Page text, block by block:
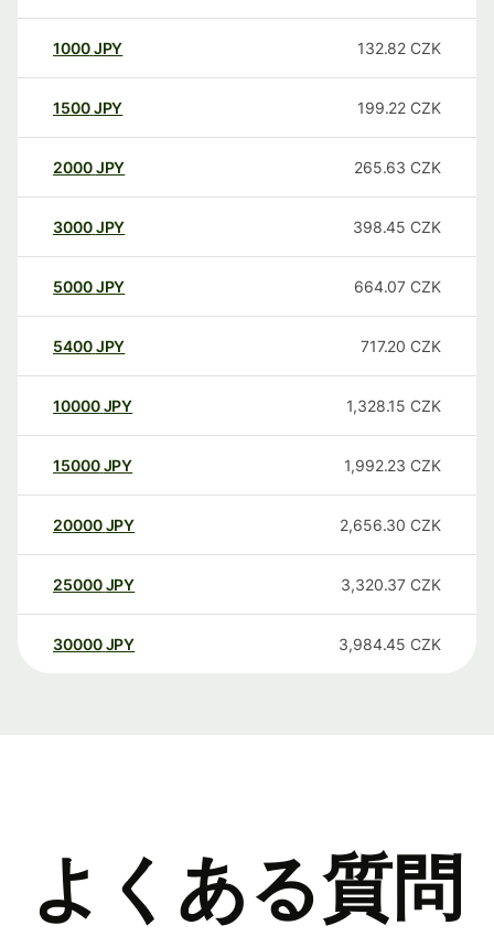
1000JPY 132.82 CZK
1500JPY 199.22 CZK
2000JPY 265.63 CZK
3000JPY 398.45 CZK
5000JPY 664.07 CZK
5400JPY 717.20 CZK
10000 JPY 1,328.15 CZK
15000 JPY 1,992.23 CZK
20000 JPY 2,656.30 CZK
25000 JPY 3,320.37 CZK
30000 JPY 3,984.45 CZK
よくある質問